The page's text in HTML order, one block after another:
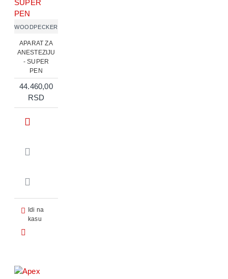
WOODPECKER
APARAT ZA
ANESTEZIJU
- SUPER
PEN
44.460,00
RSD
Idi na
kasu